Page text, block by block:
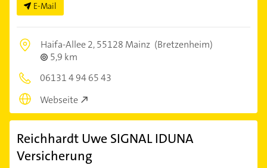
E-Mail
Haifa-Allee 2,55128 Mainz (Bretzenheim)
5,9 km
06131 4 94 65 43
Webseite
Reichhardt Uwe SIGNAL IDUNA
Versicherung